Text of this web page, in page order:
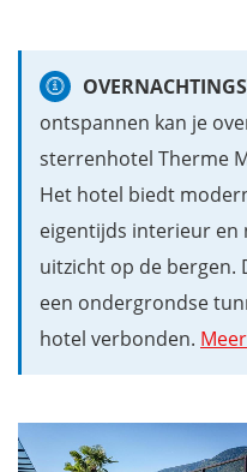
ontspannen kan je
sterrenhotel Therme
Het hotel biedt
eigentijds interieur en
uitzicht op de bergen.
een ondergrondse
hotel verbonden.